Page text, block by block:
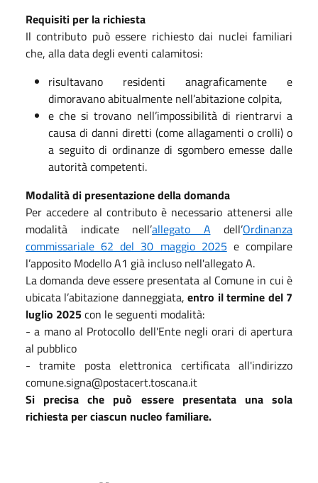
Requisiti per la richiesta
Il contributo può essere richiesto dai nuclei familiari
che, alla data degli eventi calamitosi:
risultavano residenti anagraficamente e
dimoravano abitualmente nell’abitazione colpita,
e che si trovano nell’impossibilità di rientrarvi a
causa di danni diretti (come allagamenti o crolli) o
a seguito di ordinanze di sgombero emesse dalle
autorità competenti.
Modalità di presentazione della domanda
Per accedere al contributo è necessario attenersi alle
modalità indicate nell’allegato A dell’Ordinanza
commissariale 62 del 30 maggio 2025 e compilare
l’apposito Modello A1 già incluso nell'allegato A.
La domanda deve essere presentata al Comune in cui è
ubicata l’abitazione danneggiata,entro il termine del 7
luglio 2025con le seguenti modalità:
- a mano al Protocollo dell'Ente negli orari di apertura
al pubblico
- tramite posta elettronica certificata all'indirizzo
comune.signa@postacert.toscana.it
Si precisa che può essere presentata una sola
richiesta per ciascun nucleo familiare.